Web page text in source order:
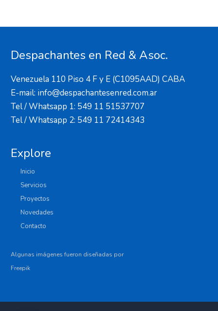
Despachantes en Red & Asoc.
Venezuela 110 Piso 4 F y E (C1095AAD) CABA
E-mail: info@despachantesenred.com.ar
Tel / Whatsapp 1: 549 11 51537707
Tel / Whatsapp 2: 549 11 72414343
Explore
Inicio
Servicios
Proyectos
Novedades
Contacto
Algunas imágenes fueron diseñadas por
Freepik